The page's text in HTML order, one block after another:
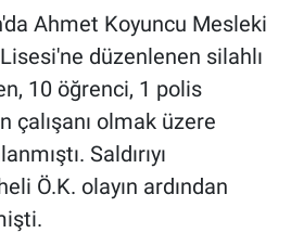
Ahmet Koyuncu Mesleki
düzenlenen silahlı
10 öğrenci, 1 polis
çalışanı olmak üzere
Saldırıyı
Ö.K. olayın ardından